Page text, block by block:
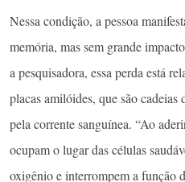
Nessa condição, a pessoa
memória, mas sem grande
a pesquisadora, essa perda está
placas amilóides, que são cadeias
pela corrente sanguínea. “Ao
ocupam o lugar das células
oxigênio e interrompem a função